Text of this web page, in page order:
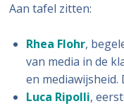
Aan tafel zitten:
Rhea Flohr,
van media in de
en mediawijsheid.
Luca Ripolli,